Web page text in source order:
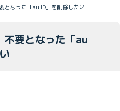
となった「au ID」を削除したい
要となった「au